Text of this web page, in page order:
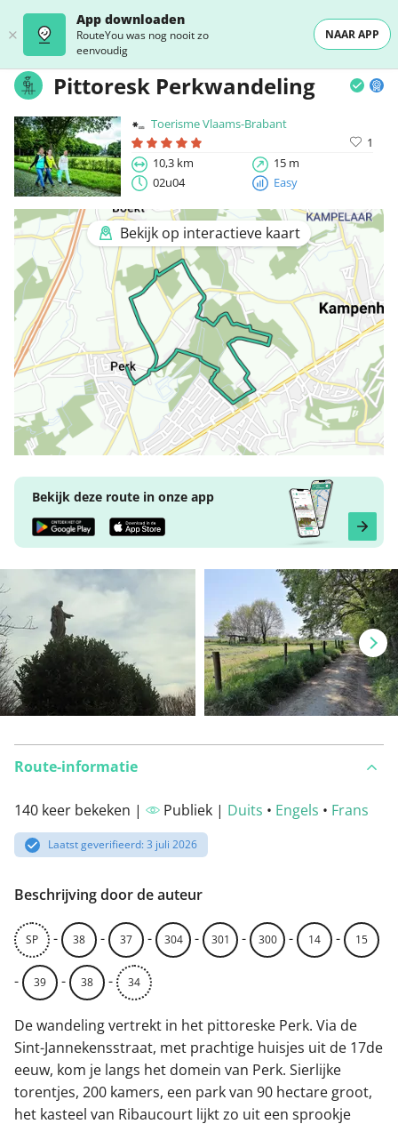
App downloaden
RouteYou was nog nooit zo
eenvoudig
NAAR APP
Pittoresk Perkwandeling
Toerisme Vlaams-Brabant
1
10,3 km
15 m
02u04
Easy
Bekijk op interactieve kaart
Bekijk deze route in onze app
Route-informatie
140 keer bekeken | Publiek | Duits • Engels • Frans
Laatst geverifieerd: 3 juli 2026
Beschrijving door de auteur
SP - 38 - 37 - 304 - 301 - 300 - 14 - 15
- 39 - 38 - 34
De wandeling vertrekt in het pittoreske Perk. Via de
Sint-Jannekensstraat, met prachtige huisjes uit de 17de
eeuw, kom je langs het domein van Perk. Sierlijke
torentjes, 200 kamers, een park van 90 hectare groot,
het kasteel van Ribaucourt lijkt zo uit een sprookje